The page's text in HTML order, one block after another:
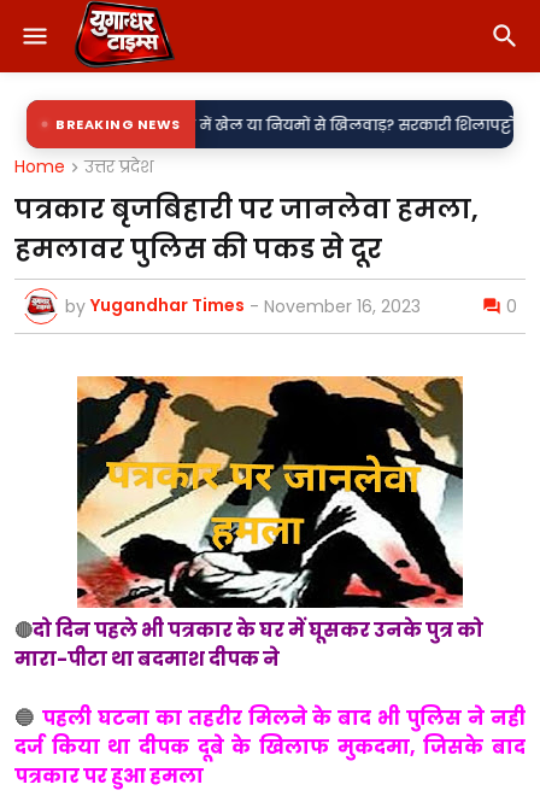
BREAKING NEWS
• नाम में खेल या नियमों से खिलवाड़? सरकारी शिलापट्टों पर 'किरन' के साथ
Home उत्तर प्रदेश
पत्रकार बृजबिहारी पर जानलेवा हमला,
हमलावर पुलिस की पकड से दूर
by Yugandhar Times - November 16, 2023 0
🔴दो दिन पहले भी पत्रकार के घर में घूसकर उनके पुत्र को
मारा-पीटा था बदमाश दीपक ने
🔵 पहली घटना का तहरीर मिलने के बाद भी पुलिस ने नही
दर्ज किया था दीपक दूबे के खिलाफ मुकदमा, जिसके बाद
पत्रकार पर हुआ हमला